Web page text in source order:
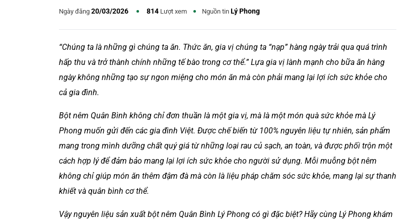
Ngày đăng 20/03/2026 814 Lượt xem Nguồn tin Lý Phong
“Chúng ta là những gì chúng ta ăn. Thức ăn, gia vị chúng ta “nạp” hàng ngày trải qua quá trình
hấp thu và trở thành chính những tế bào trong cơ thể.” Lựa gia vị lành mạnh cho bữa ăn hàng
ngày không những tạo sự ngon miệng cho món ăn mà còn phải mang lại lợi ích sức khỏe cho
cả gia đình.
Bột nêm Quân Bình không chỉ đơn thuần là một gia vị, mà là một món quà sức khỏe mà Lý
Phong muốn gửi đến các gia đình Việt. Được chế biến từ 100% nguyên liệu tự nhiên, sản phẩm
mang trong mình dưỡng chất quý giá từ những loại rau củ sạch, an toàn, và được phối trộn một
cách hợp lý để đảm bảo mang lại lợi ích sức khỏe cho người sử dụng. Mỗi muỗng bột nêm
không chỉ giúp món ăn thêm đậm đà mà còn là liệu pháp chăm sóc sức khỏe, mang lại sự thanh
khiết và quân bình cơ thể.
Vậy nguyên liệu sản xuất bột nêm Quân Bình Lý Phong có gì đặc biệt? Hãy cùng Lý Phong khám